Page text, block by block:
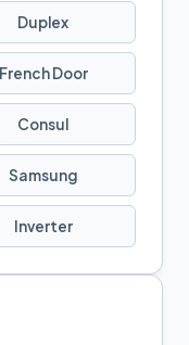
Duplex
French Door
Consul
Samsung
Inverter